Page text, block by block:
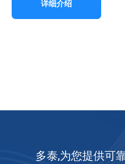
详细介绍
多泰,为您提供可